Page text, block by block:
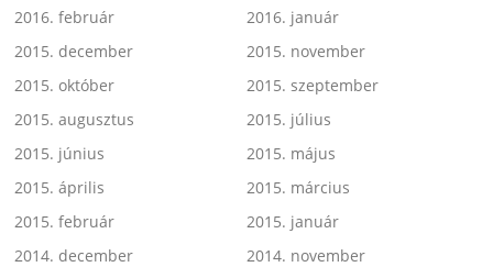
2016. február
2016. január
2015. december
2015. november
2015. október
2015. szeptember
2015. augusztus
2015. július
2015. június
2015. május
2015. április
2015. március
2015. február
2015. január
2014. december
2014. november